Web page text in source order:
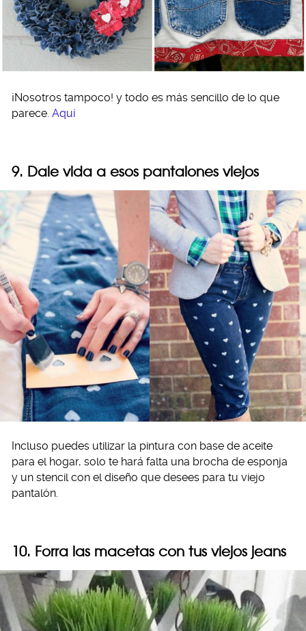
¡Nosotros tampoco! y todo es más sencillo de lo que
parece. Aquí
9. Dale vida a esos pantalones viejos
Incluso puedes utilizar la pintura con base de aceite
para el hogar, solo te hará falta una brocha de esponja
y un stencil con el diseño que desees para tu viejo
pantalón.
10. Forra las macetas con tus viejos jeans